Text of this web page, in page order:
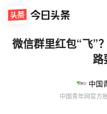
微信群里红包“飞”
路
中国
中国青年网官方